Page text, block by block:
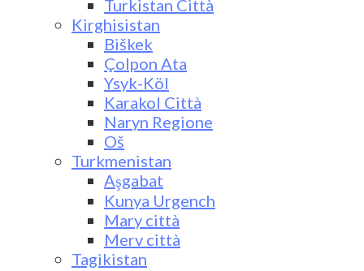
Turkistan Città
Kirghisistan
Biškek
Çolpon Ata
Ysyk-Köl
Karakol Città
Naryn Regione
Oš
Turkmenistan
Aşgabat
Kunya Urgench
Mary città
Merv città
Tagikistan